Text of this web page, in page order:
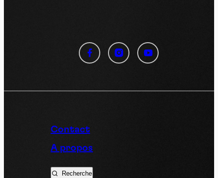
Contact
A propos
Recherche
Panneau de gestion des
Tout accepter